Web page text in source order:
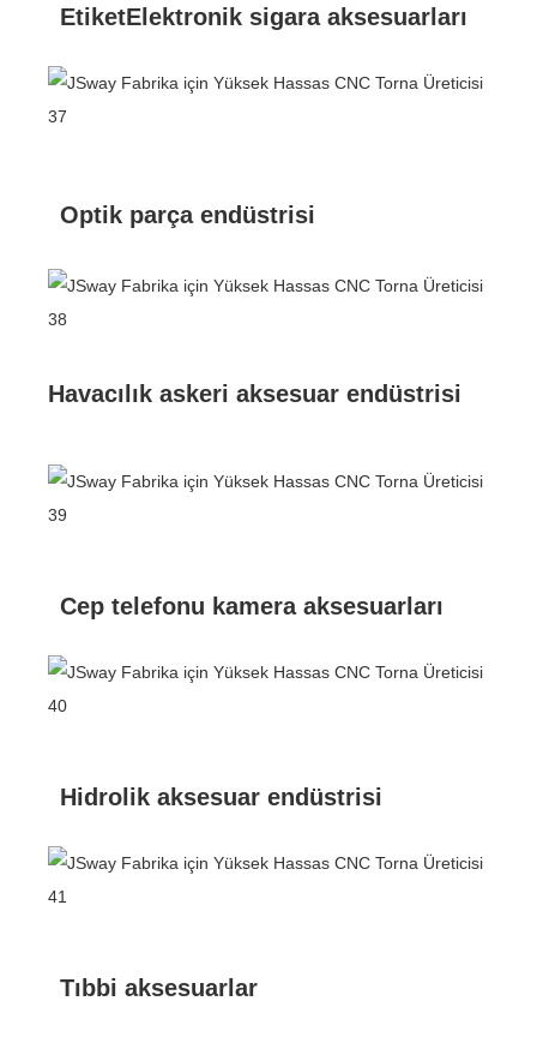
EtiketElektronik sigara aksesuarları
Optik parça endüstrisi
Havacılık askeri aksesuar endüstrisi
Cep telefonu kamera aksesuarları
Hidrolik aksesuar endüstrisi
Tıbbi aksesuarlar